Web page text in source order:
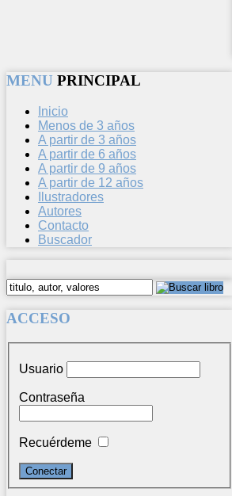
MENU PRINCIPAL
Inicio
Menos de 3 años
A partir de 3 años
A partir de 6 años
A partir de 9 años
A partir de 12 años
Ilustradores
Autores
Contacto
Buscador
ACCESO
Usuario
Contraseña
Recuérdeme